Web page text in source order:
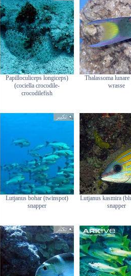
(Thalassoma
wrasse
(Papilloculiceps longiceps
(cociella crocodile-
crocodilefish
(Lutjanus kasmira
snapper
تكبير
(Lutjanus bohar (twinspot
snapper
تكبير